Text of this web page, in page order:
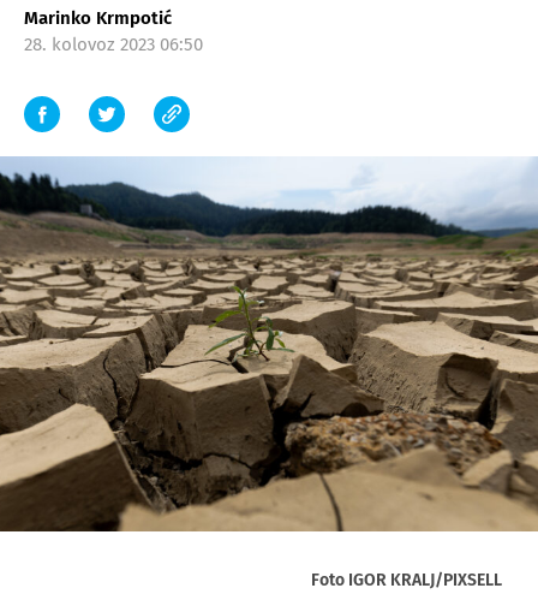
Marinko Krmpotić
28. kolovoz 2023 06:50
Foto IGOR KRALJ/PIXSELL